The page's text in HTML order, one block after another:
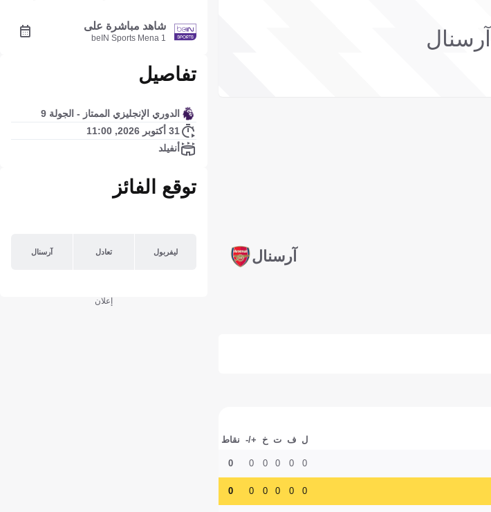
آرسنال
آرسنال
ل ف ت خ +/- نقاط
0
0
0
0
0
0
0
0
0
0
0
0
شاهد مباشرة على
beIN Sports Mena 1
تفاصيل
الدوري الإنجليزي الممتاز - الجولة 9
31 أكتوبر 2026, 11:00
أنفيلد
توقع الفائز
ليفربول تعادل آرسنال
إعلان